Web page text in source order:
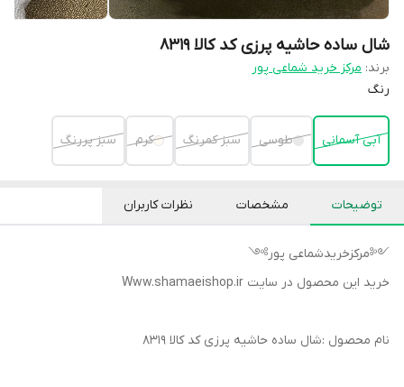
شال ساده حاشیه پرزی کد کالا ۸۳۱۹
برند: مرکز خرید شماعی پور
رنگ
آبی آسمانی طوسی سبز کمرنگ کرم سبز پررنگ
توضیحات مشخصات نظرات کاربران
༺مرکزخریدشماعی پور༻
خرید این محصول در سایت Www.shamaeishop.ir
نام محصول :شال ساده حاشیه پرزی کد کالا ۸۳۱۹